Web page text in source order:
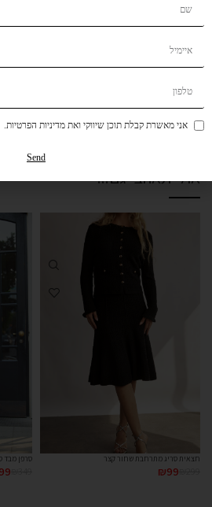
הרכב בד:
הוסף לרשימת המשאלות
אולי תאהבי גם...
חצאית סריג מתרחבת שחור קצר
₪99
סרפן מבד
99
אני מאשרת קבלת תוכן שיווקי ואת מדיניות הפרטיות.
Send